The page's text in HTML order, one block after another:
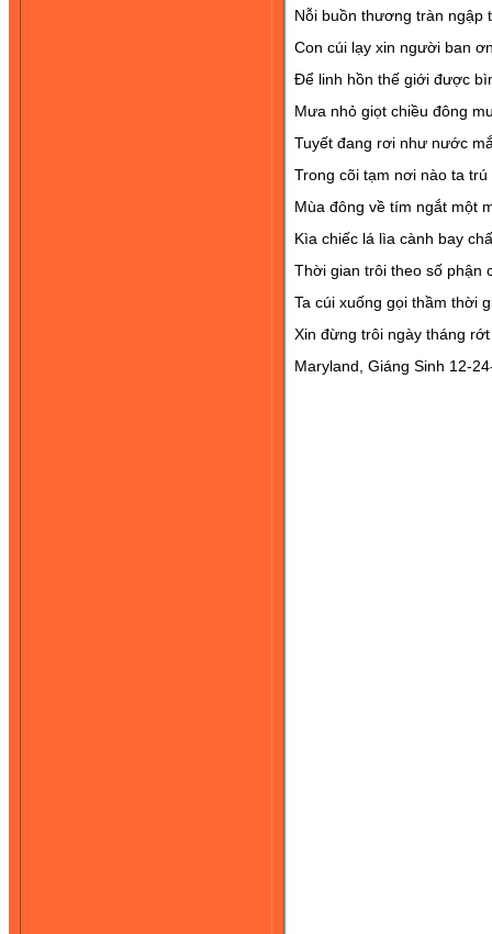
Nỗi buồn thương tràn ngập
Con cúi lạy xin người ban
Để linh hồn thế giới được
Mưa nhỏ giọt chiều đông
Tuyết đang rơi như nước
Trong cõi tạm nơi nào ta trú
Mùa đông về tím ngắt một
Kìa chiếc lá lìa cành bay
Thời gian trôi theo số phận
Ta cúi xuống gọi thầm thời
Xin đừng trôi ngày tháng
Maryland, Giáng Sinh 12-